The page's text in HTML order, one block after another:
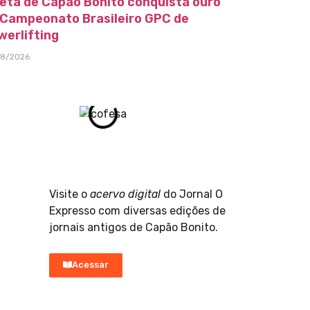
Brasileiro GPC de
2026
Visite o acervo digital do Jornal O
Expresso com diversas edições de
jornais antigos de Capão Bonito.
Acessar